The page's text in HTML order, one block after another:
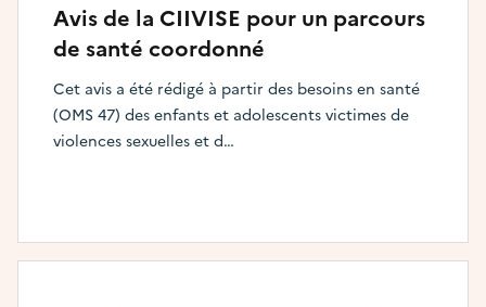
Avis de la CIIVISE pour un parcours
de santé coordonné
Cet avis a été rédigé à partir des besoins en santé
(OMS 47) des enfants et adolescents victimes de
violences sexuelles et d…